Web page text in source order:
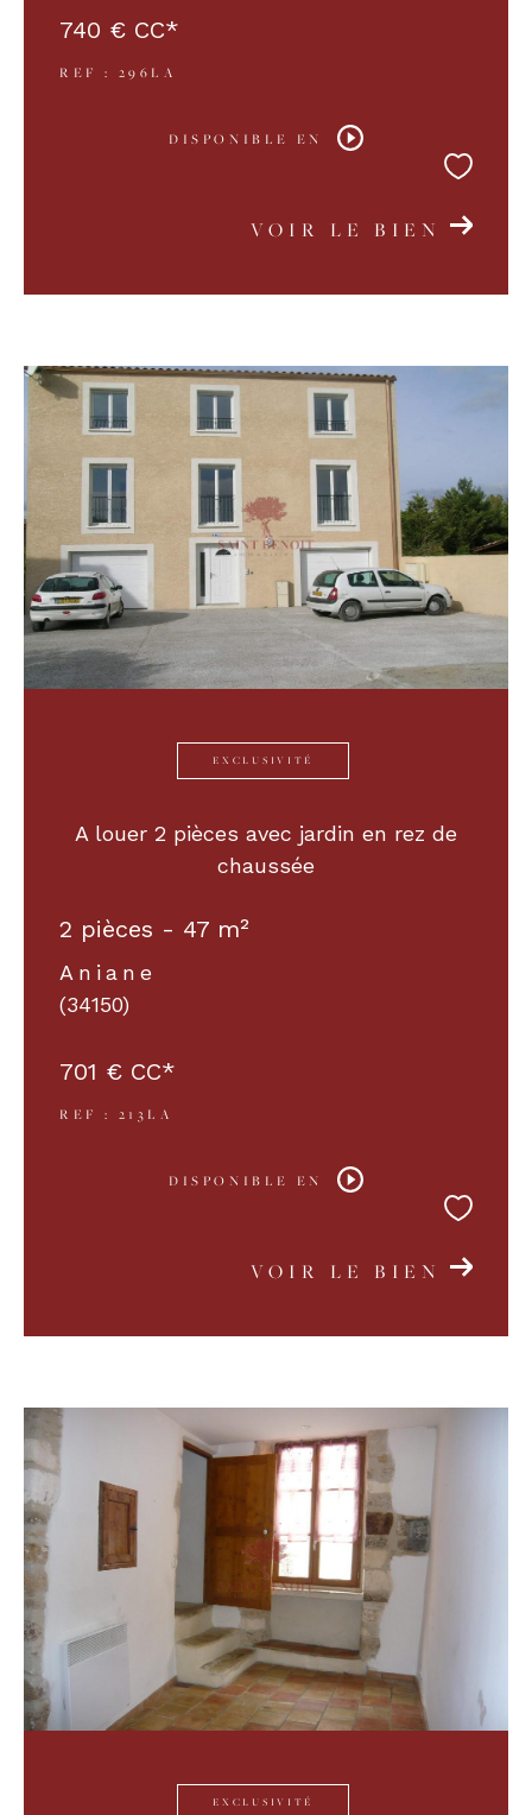
740 € CC*
REF : 296LA
DISPONIBLE EN
VOIR LE BIEN
EXCLUSIVITÉ
A louer 2 pièces avec jardin en rez de
chaussée
2 pièces - 47 m²
Aniane
(34150)
701 € CC*
REF : 213LA
DISPONIBLE EN
VOIR LE BIEN
EXCLUSIVITÉ